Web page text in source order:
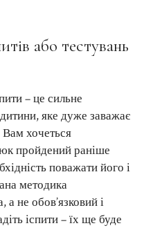
або тестувань
– це сильне
яке дуже заважає
хочеться
пройдений раніше
поважати його і
методика
а не обов’язковий і
іспити – їх ще буде